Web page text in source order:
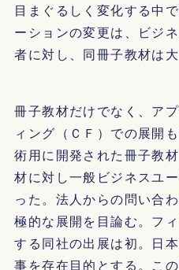
目まぐるしく変化する中
ーションの変更は、ビジ
者に対し、同冊子教材は
冊子教材だけでなく、ア
ィング（ＣＦ）での展開
術用に開発された冊子教
材に対し一般ビジネスユ
った。法人からの問い合
極的な展開を目論む。フ
する同社の出展は初。日
事を存在目的とする。こ